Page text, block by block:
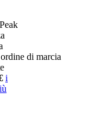
di marcia
i